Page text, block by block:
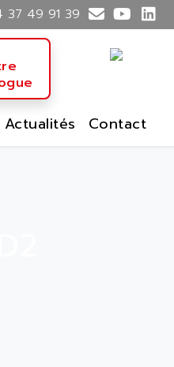
37 49 91 39
Actualités Contact